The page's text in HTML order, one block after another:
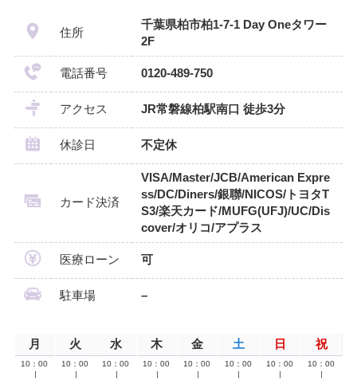
住所
千葉県柏市柏1-7-1 Day Oneタワー
2F
電話番号 0120-489-750
アクセス JR常磐線柏駅南口 徒歩3分
休診日 不定休
カード決済
VISA/Master/JCB/American Expre
ss/DC/Diners/銀聯/NICOS/トヨタT
S3/楽天カード/MUFG(UFJ)/UC/Dis
cover/オリコ/アプラス
医療ローン 可
駐車場 –
月 火 水 木 金 土 日 祝
10：00
10：00
10：00
10：00
10：00
10：00
10：00
10：00